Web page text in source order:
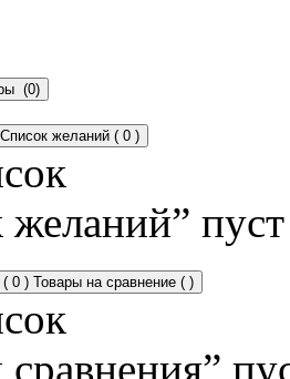
(0)
Список желаний ( 0 )
пуст
( 0 ) Товары на сравнение ( )